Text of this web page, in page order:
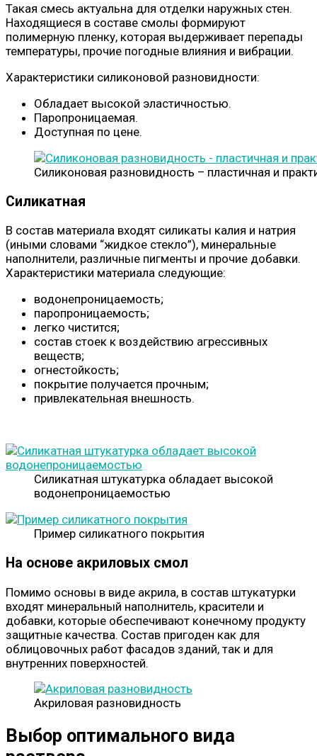
Такая смесь актуальна для отделки наружных стен.
Находящиеся в составе смолы формируют
полимерную пленку, которая выдерживает перепады
температуры, прочие погодные влияния и вибрации.
Характеристики силиконовой разновидности:
Обладает высокой эластичностью.
Паропроницаемая.
Доступная по цене.
Силиконовая разновидность – пластичная и
Силикатная
В состав материала входят силикаты калия и натрия
(иными словами “жидкое стекло”), минеральные
наполнители, различные пигменты и прочие добавки.
Характеристики материала следующие:
водонепроницаемость;
паропроницаемость;
легко чистится;
состав стоек к воздействию агрессивных
веществ;
огнестойкость;
покрытие получается прочным;
привлекательная внешность.
Силикатная штукатурка обладает высокой
водонепроницаемостью
Пример силикатного покрытия
На основе акриловых смол
Помимо основы в виде акрила, в состав штукатурки
входят минеральный наполнитель, красители и
добавки, которые обеспечивают конечному продукту
защитные качества. Состав пригоден как для
облицовочных работ фасадов зданий, так и для
внутренних поверхностей.
Акриловая разновидность
Выбор оптимального вида